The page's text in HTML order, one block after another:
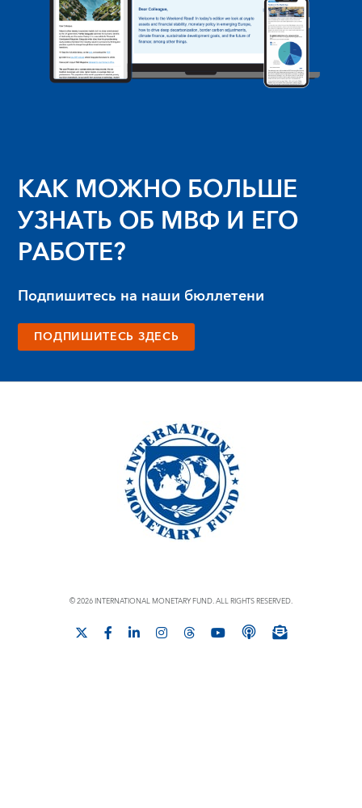
КАК МОЖНО БОЛЬШЕ
УЗНАТЬ ОБ МВФ И ЕГО
РАБОТЕ?
Подпишитесь на наши бюллетени
ПОДПИШИТЕСЬ ЗДЕСЬ
© 2026 INTERNATIONAL MONETARY FUND. ALL RIGHTS RESERVED.